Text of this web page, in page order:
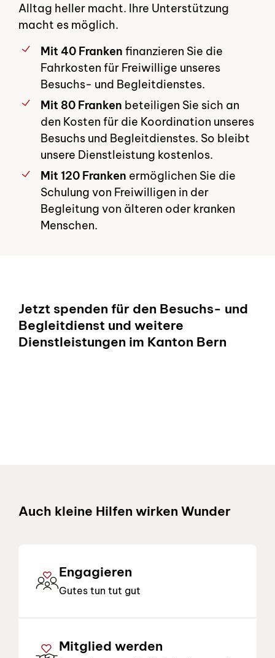
Alltag heller macht. Ihre Unterstützung
macht es möglich.
Mit 40 Frankenfinanzieren Sie die
Fahrkosten für Freiwillige unseres
Besuchs- und Begleitdienstes.
Mit 80 Franken beteiligen Sie sich an
den Kosten für die Koordination unseres
Besuchs und Begleitdienstes. So bleibt
unsere Dienstleistung kostenlos.
Mit 120 Franken ermöglichen Sie die
Schulung von Freiwilligen in der
Begleitung von älteren oder kranken
Menschen.
Jetzt spenden für den Besuchs- und
Begleitdienst und weitere
Dienstleistungen im Kanton Bern
Auch kleine Hilfen wirken Wunder
Engagieren
Gutes tun tut gut
Mitglied werden